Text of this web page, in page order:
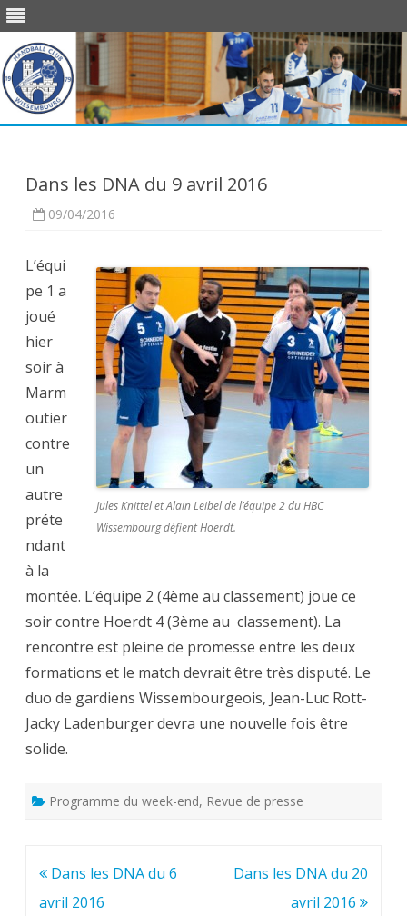
Dans les DNA du 9 avril 2016
09/04/2016
Jules Knittel et Alain Leibel de l’équipe 2 du HBC
Wissembourg défient Hoerdt.
L’équi
pe 1 a
joué
hier
soir à
Marm
outier
contre
un
autre
préte
ndant
à la
montée. L’équipe 2 (4ème au classement) joue ce
soir contre Hoerdt 4 (3ème au classement). La
rencontre est pleine de promesse entre les deux
formations et le match devrait être très disputé. Le
duo de gardiens Wissembourgeois, Jean-Luc Rott-
Jacky Ladenburger devra une nouvelle fois être
solide.
Programme du week-end, Revue de presse
Navigation
de
Dans les DNA du 6
avril 2016
Dans les DNA du 20
avril 2016